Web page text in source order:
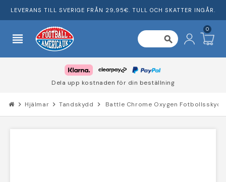
LEVERANS TILL SVERIGE FRÅN 29,95€. TULL OCH SKATTER INGÅR.
view_headline search
0
Dela upp kostnaden för din beställning
chevron_right Hjälmar chevron_right Tandskydd chevron_right Battle Chrome Oxygen Fotbollsskydd